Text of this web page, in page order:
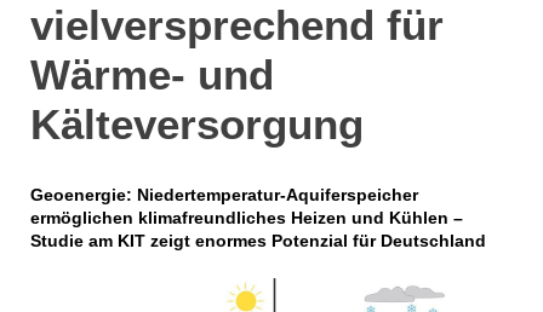
vielversprechend für
Wärme- und
Kälteversorgung
Geoenergie: Niedertemperatur-Aquiferspeicher
ermöglichen klimafreundliches Heizen und Kühlen –
Studie am KIT zeigt enormes Potenzial für Deutschland